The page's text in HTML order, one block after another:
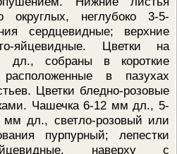
округлых, неглубоко 3-5-
сердцевидные; верхние
яйцевидные. Цветки на
дл., собраны в короткие
в пазухах
Цветки бледно-розовые
Чашечка 6-12 мм дл., 5-
мм дл., светло-розовый или
пурпурный; лепестки
наверху с